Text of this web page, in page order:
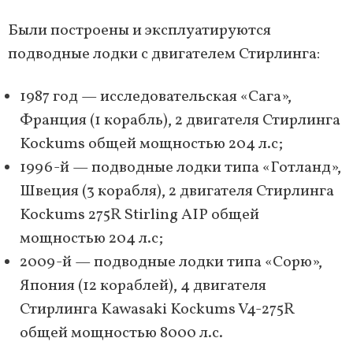
Были построены и эксплуатируются
подводные лодки с двигателем Стирлинга:
1987 год — исследовательская «Сага»,
Франция (1 корабль), 2 двигателя Стирлинга
Kockums общей мощностью 204 л.с;
1996-й — подводные лодки типа «Готланд»,
Швеция (3 корабля), 2 двигателя Стирлинга
Kockums 275R Stirling AIP общей
мощностью 204 л.с;
2009-й — подводные лодки типа «Сорю»,
Япония (12 кораблей), 4 двигателя
Стирлинга Kawasaki Kockums V4-275R
общей мощностью 8000 л.с.